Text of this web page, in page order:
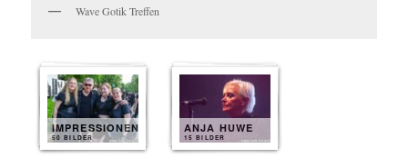
Wave Gotik Treffen
IMPRESSIONEN
50 BILDER
ANJA HUWE
15 BILDER